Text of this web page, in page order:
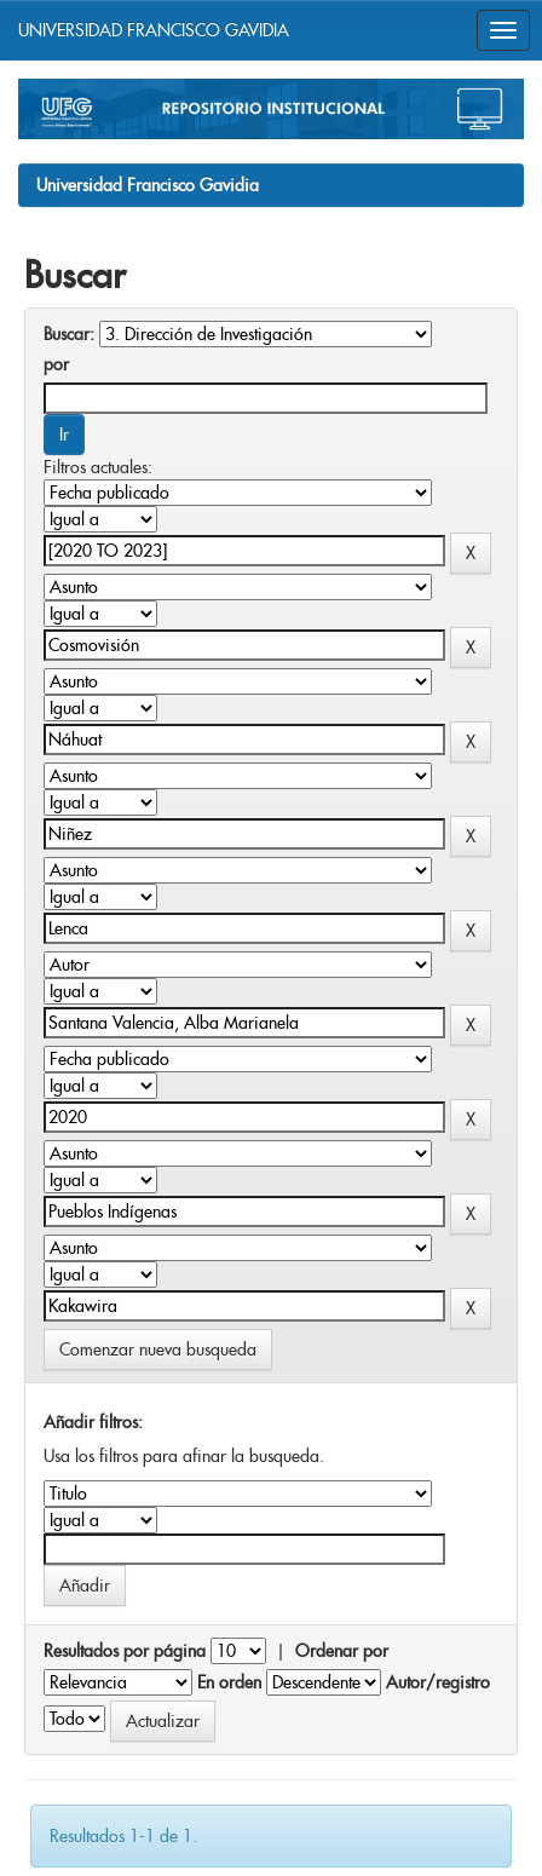
navigation
UNIVERSIDAD FRANCISCO GAVIDIA
Universidad Francisco Gavidia
Buscar
Buscar:
por
Filtros actuales:
Comenzar nueva busqueda
Añadir filtros:
Usa los filtros para afinar la busqueda.
Resultados por página | Ordenar por
En orden
Autor/registro
Resultados 1-1 de 1.